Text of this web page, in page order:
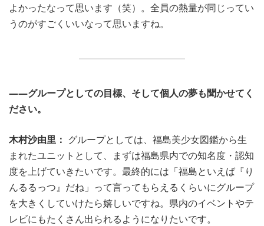
よかったなって思います（笑）。全員の熱量が同じってい
うのがすごくいいなって思いますね。
――グループとしての目標、そして個人の夢も聞かせてく
ださい。
木村沙由里： グループとしては、福島美少女図鑑から生
まれたユニットとして、まずは福島県内での知名度・認知
度を上げていきたいです。最終的には「福島といえば『り
んるるっつ』だね」って言ってもらえるくらいにグループ
を大きくしていけたら嬉しいですね。県内のイベントやテ
レビにもたくさん出られるようになりたいです。